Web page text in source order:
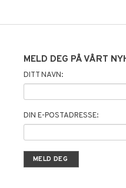
MELD DEG PÅ VÅRT
DITT NAVN:
DIN E-POSTADRESSE: